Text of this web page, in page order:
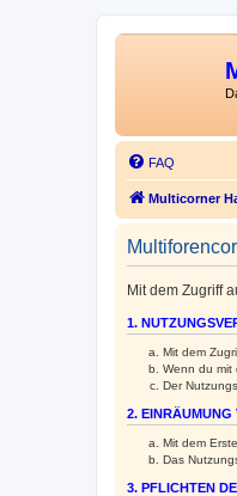
FAQ
Multicorner
Mit dem Zugriff
1.
Mit dem
Wenn du mit
Der
2. EINRÄUMUNG
Mit dem
Das
3. PFLICHTEN